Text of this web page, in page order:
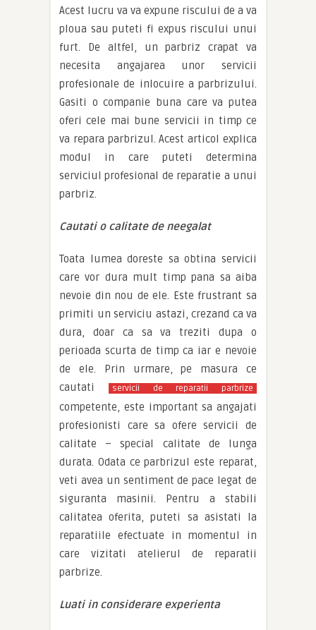
Acest lucru va va expune riscului de a va
ploua sau puteti fi expus riscului unui
furt. De altfel, un parbriz crapat va
necesita angajarea unor servicii
profesionale de inlocuire a parbrizului.
Gasiti o companie buna care va putea
oferi cele mai bune servicii in timp ce
va repara parbrizul. Acest articol explica
modul in care puteti determina
serviciul profesional de reparatie a unui
parbriz.
Cautati o calitate de neegalat
Toata lumea doreste sa obtina servicii
care vor dura mult timp pana sa aiba
nevoie din nou de ele. Este frustrant sa
primiti un serviciu astazi, crezand ca va
dura, doar ca sa va treziti dupa o
perioada scurta de timp ca iar e nevoie
de ele. Prin urmare, pe masura ce
cautati
servicii de reparatii parbrize
competente, este important sa angajati
profesionisti care sa ofere servicii de
calitate – special calitate de lunga
durata. Odata ce parbrizul este reparat,
veti avea un sentiment de pace legat de
siguranta masinii. Pentru a stabili
calitatea oferita, puteti sa asistati la
reparatiile efectuate in momentul in
care vizitati atelierul de reparatii
parbrize.
Luati in considerare experienta